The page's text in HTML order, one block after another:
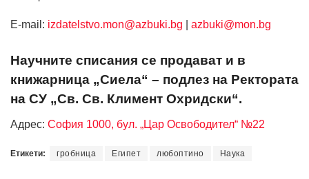
Е-mail: izdatelstvo.mon@azbuki.bg azbuki@mon.bg
Научните списания се продават и в
книжарница „Сиела“ – подлез на Ректората
на СУ „Св. Св. Климент Охридски“.
Адрес: София 1000, бул. „Цар Освободител“ №22
Етикети: гробница Египет любоптино Наука